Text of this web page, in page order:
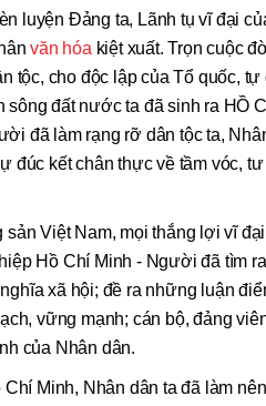
luyện Đảng ta, Lãnh tụ vĩ đại
văn hóa kiệt xuất. Trọn cuộc
tộc, cho độc lập của Tổ quốc, tự
sông đất nước ta đã sinh ra HỒ
đã làm rạng rỡ dân tộc ta,
đúc kết chân thực về tầm vóc,
Việt Nam, mọi thắng lợi vĩ
Hồ Chí Minh - Người đã tìm
xã hội; đề ra những luận
vững mạnh; cán bộ, đảng
của Nhân dân.
Minh, Nhân dân ta đã làm